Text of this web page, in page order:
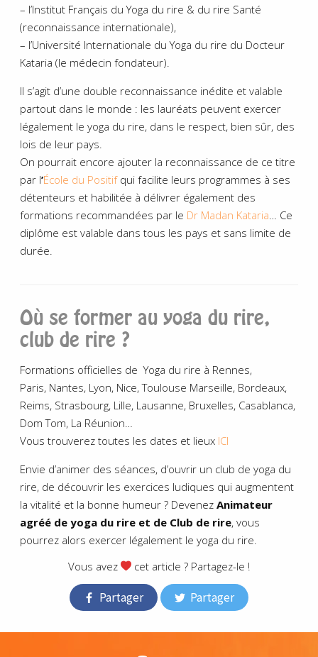
– l’Institut Français du Yoga du rire & du rire Santé
(reconnaissance internationale),
– l’Université Internationale du Yoga du rire du Docteur
Kataria (le médecin fondateur).
Il s’agit d’une double reconnaissance inédite et valable
partout dans le monde : les lauréats peuvent exercer
légalement le yoga du rire, dans le respect, bien sûr, des
lois de leur pays.
On pourrait encore ajouter la reconnaissance de ce titre
par l’École du Positifqui facilite leurs programmes à ses
détenteurs et habilitée à délivrer également des
formations recommandées par le Dr Madan Kataria… Ce
diplôme est valable dans tous les pays et sans limite de
durée.
Où se former au yoga du rire,
club de rire ?
Formations officielles de Yoga du rire à Rennes,
Paris, Nantes, Lyon, Nice, Toulouse Marseille, Bordeaux,
Reims, Strasbourg, Lille, Lausanne, Bruxelles, Casablanca,
Dom Tom, La Réunion…
Vous trouverez toutes les dates et lieuxICI
Envie d’animer des séances, d’ouvrir un club de yoga du
rire, de découvrir les exercices ludiques qui augmentent
la vitalité et la bonne humeur ? Devenez Animateur
agréé de yoga du rire et de Club de rire, vous
pourrez alors exercer légalement le yoga du rire.
Vous avez
cet article ? Partagez-le !
Partager Partager